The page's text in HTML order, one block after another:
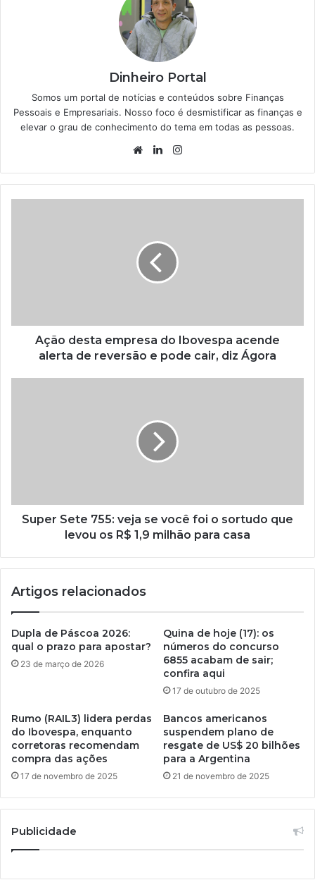
Dinheiro Portal
Somos um portal de notícias e conteúdos sobre Finanças
Pessoais e Empresariais. Nosso foco é desmistificar as finanças e
elevar o grau de conhecimento do tema em todas as pessoas.
WebsiteLinkedin
Ação desta empresa do Ibovespa acende
alerta de reversão e pode cair, diz Ágora
Super Sete 755: veja se você foi o sortudo que
levou os R$ 1,9 milhão para casa
Artigos relacionados
Dupla de Páscoa 2026:
qual o prazo para apostar?
23 de março de 2026
Quina de hoje (17): os
números do concurso
6855 acabam de sair;
confira aqui
17 de outubro de 2025
Rumo (RAIL3) lidera perdas
do Ibovespa, enquanto
corretoras recomendam
compra das ações
17 de novembro de 2025
Bancos americanos
suspendem plano de
resgate de US$ 20 bilhões
para a Argentina
21 de novembro de 2025
Publicidade